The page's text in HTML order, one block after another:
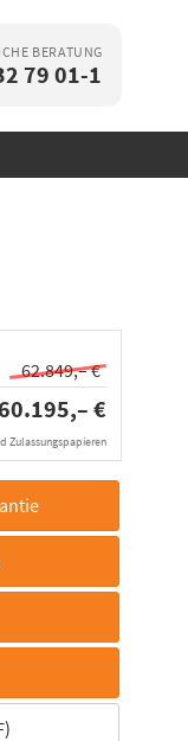
BERATUNG
79 01-1
62.849,– €
€
Zulassungspapieren